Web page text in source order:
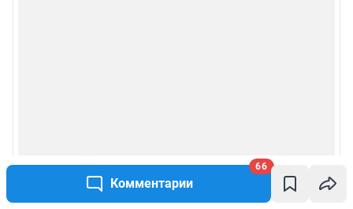
Комментарии
66